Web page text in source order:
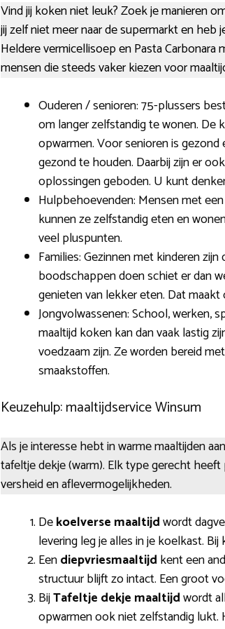
Vind jij koken niet leuk? Zoek je manieren
jij zelf niet meer naar de supermarkt en
Heldere vermicellisoep en Pasta
mensen die steeds vaker kiezen voor
Ouderen / senioren: 75-plussers
om langer zelfstandig te wonen. De
opwarmen. Voor senioren is
gezond te houden. Daarbij zijn er
oplossingen geboden. U kunt
Hulpbehoevenden: Mensen met
kunnen ze zelfstandig eten en
veel pluspunten.
Families: Gezinnen met kinderen
boodschappen doen schiet er dan
genieten van lekker eten. Dat
Jongvolwassenen: School, werken,
maaltijd koken kan dan vaak lastig
voedzaam zijn. Ze worden bereid
smaakstoffen.
Keuzehulp: maaltijdservice Winsum
Als je interesse hebt in warme maaltijden
tafeltje dekje (warm). Elk type gerecht
versheid en aflevermogelijkheden.
Dekoelverse maaltijdwordt
levering leg je alles in je koelkast.
Eendiepvriesmaaltijd kent een
structuur blijft zo intact. Een groot
BijTafeltje dekje maaltijdwordt
opwarmen ook niet zelfstandig lukt.